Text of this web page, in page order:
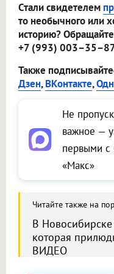
Стали свидетелем
то необычного или
историю?
+7 (993)
Также
Дзен,ВКонтакте,
Не
важное —
первыми с
«Макс»
Читайте также на
В
которая
ВИДЕО